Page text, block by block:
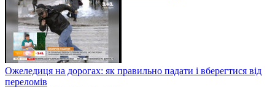
Ожеледиця на дорогах: як правильно падати і вберегтися від
переломів